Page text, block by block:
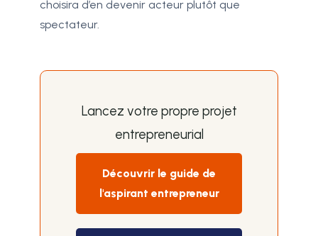
choisira d’en devenir acteur plutôt que
spectateur.
Lancez votre propre projet
entrepreneurial
Découvrir le guide de
l'aspirant entrepreneur